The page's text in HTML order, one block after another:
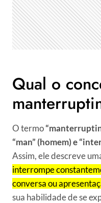
Qual o
O termo
“man” (homem) e
Assim, ele descreve
interrompe
conversa ou
sua habilidade de se